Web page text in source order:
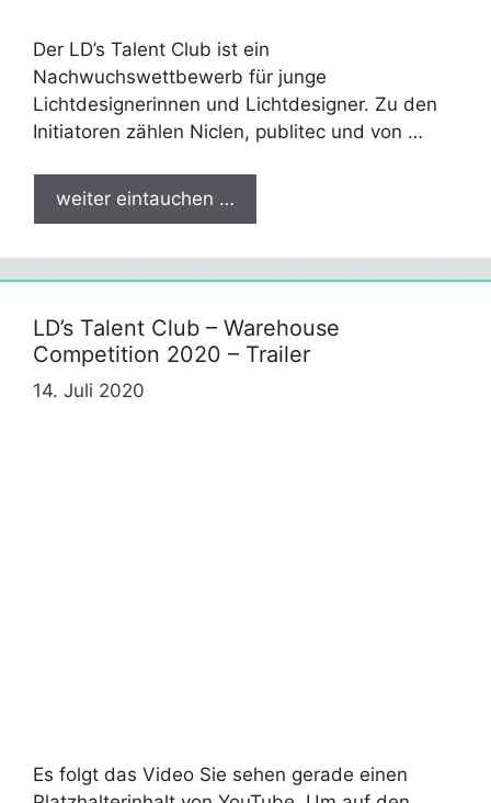
Der LD’s Talent Club ist ein
Nachwuchswettbewerb für junge
Lichtdesignerinnen und Lichtdesigner. Zu den
Initiatoren zählen Niclen, publitec und von …
weiter eintauchen …
LD’s Talent Club – Warehouse
Competition 2020 – Trailer
14. Juli 2020
Es folgt das Video Sie sehen gerade einen